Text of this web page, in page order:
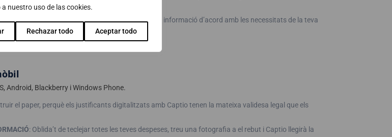
nuestro uso de las cookies.
Rechazar todo Aceptar todo
sobre la forma de pagament.
pot crear nous camps perquè guardis la informació d’acord amb les necessitats de la teva
Android, Blackberry i Windows Phone.
el paper, perquè els justificants digitalitzats amb Captio tenen la mateixa validesa legal que els
: Oblida’t de teclejar totes les teves despeses, treu una fotografia a el rebut i Captio llegirà la